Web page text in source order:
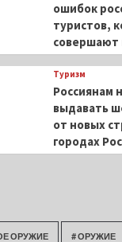
ошибок
туристов,
совершают
Туризм
Россиянам
выдавать
от новых
городах
ОРУЖИЕ # ОРУЖИЕ